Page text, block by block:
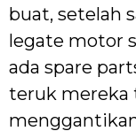
buat, setelah
legate motor
ada spare
teruk mereka